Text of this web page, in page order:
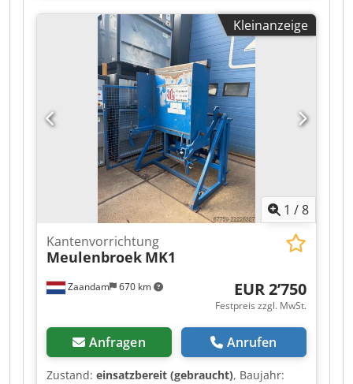
Kleinanzeige
1 /8
Zaandam 670 km
Kantenvorrichtung
Meulenbroek MK1
EUR 2’750
Festpreis zzgl. MwSt.
Anfragen Anrufen
Zustand: einsatzbereit (gebraucht), Baujahr: